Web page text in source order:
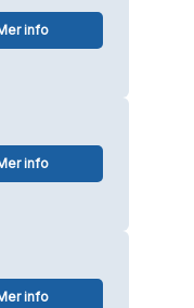
info
info
info